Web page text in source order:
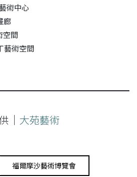
術中心
廊
空間
藝術空間
｜ 大苑藝術
福爾摩沙藝術博覽會